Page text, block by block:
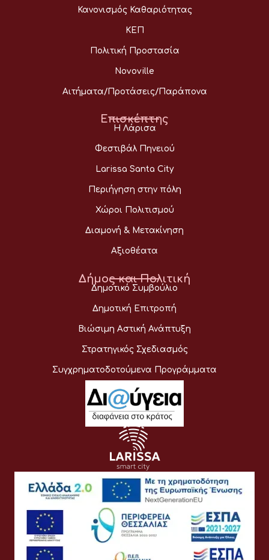
Κανονισμός Καθαριότητας
ΚΕΠ
Πολιτική Προστασία
Novoville
Αιτήματα/Προτάσεις/Παράπονα
Επισκέπτης
Η Λάρισα
Φεστιβάλ Πηνειού
Larissa Santa City
Περιήγηση στην πόλη
Χώροι Πολιτισμού
Διαμονή & Μετακίνηση
Αξιοθέατα
Δήμος και Πολιτική
Δημοτικό Συμβούλιο
Δημοτική Επιτροπή
Βιώσιμη Αστική Ανάπτυξη
Στρατηγικός Σχεδιασμός
Συγχρηματοδοτούμενα Προγράμματα